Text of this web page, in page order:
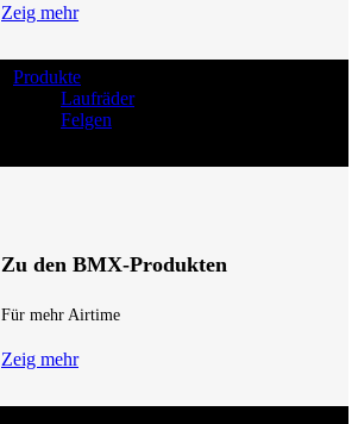
Zeig mehr
Produkte
Laufräder
Felgen
Zu den BMX-Produkten
Für mehr Airtime
Zeig mehr